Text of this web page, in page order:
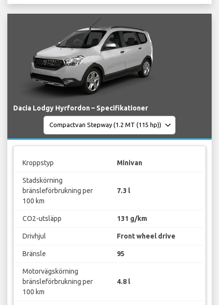
Dacia Lodgy Hyrfordon – Specifikationer
Kroppstyp Minivan
Stadskörning
bränsleförbrukning per
100 km
7.3 l
CO2-utsläpp 131 g/km
Drivhjul Front wheel drive
Bränsle 95
Motorvägskörning
bränsleförbrukning per
100 km
4.8 l